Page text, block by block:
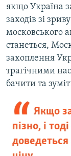
якщо Україна
заходів зі
московського
станеться,
захоплення
трагічними
бачити та
Якщо
пізно, і